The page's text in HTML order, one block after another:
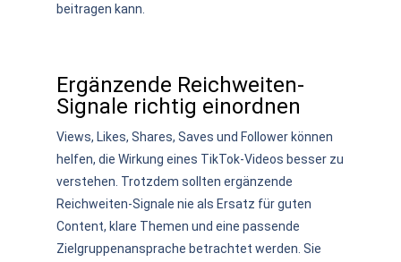
beitragen kann.
Ergänzende Reichweiten-
Signale richtig einordnen
Views, Likes, Shares, Saves und Follower können
helfen, die Wirkung eines TikTok-Videos besser zu
verstehen. Trotzdem sollten ergänzende
Reichweiten-Signale nie als Ersatz für guten
Content, klare Themen und eine passende
Zielgruppenansprache betrachtet werden. Sie